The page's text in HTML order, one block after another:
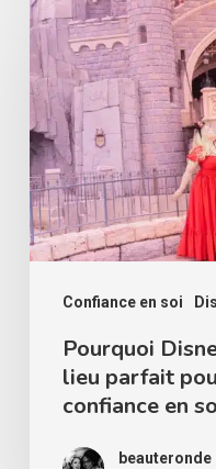
Confiance en soi
Disneyland
Paris
est
un
lieu
parfait
pour
reprendre
confiance
Pourquoi
lieu parfait
confiance en
beauteronde